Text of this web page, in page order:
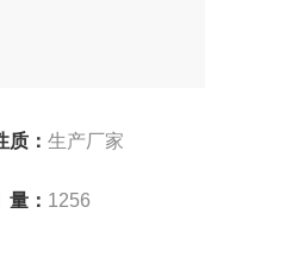
质：生产厂家
： 1256